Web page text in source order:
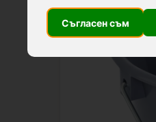
Съгласен съм